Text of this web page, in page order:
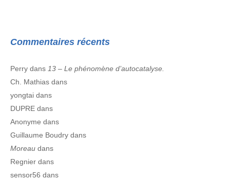
Commentaires récents
Perry dans 13 – Le phénomène d’autocatalyse.
Ch. Mathias dans
yongtai dans
DUPRE dans
Anonyme dans
Guillaume Boudry dans
Moreau dans
Regnier dans
sensor56 dans